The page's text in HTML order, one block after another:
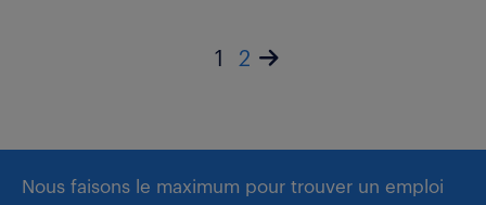
1 2
Nous faisons le maximum pour trouver un emploi